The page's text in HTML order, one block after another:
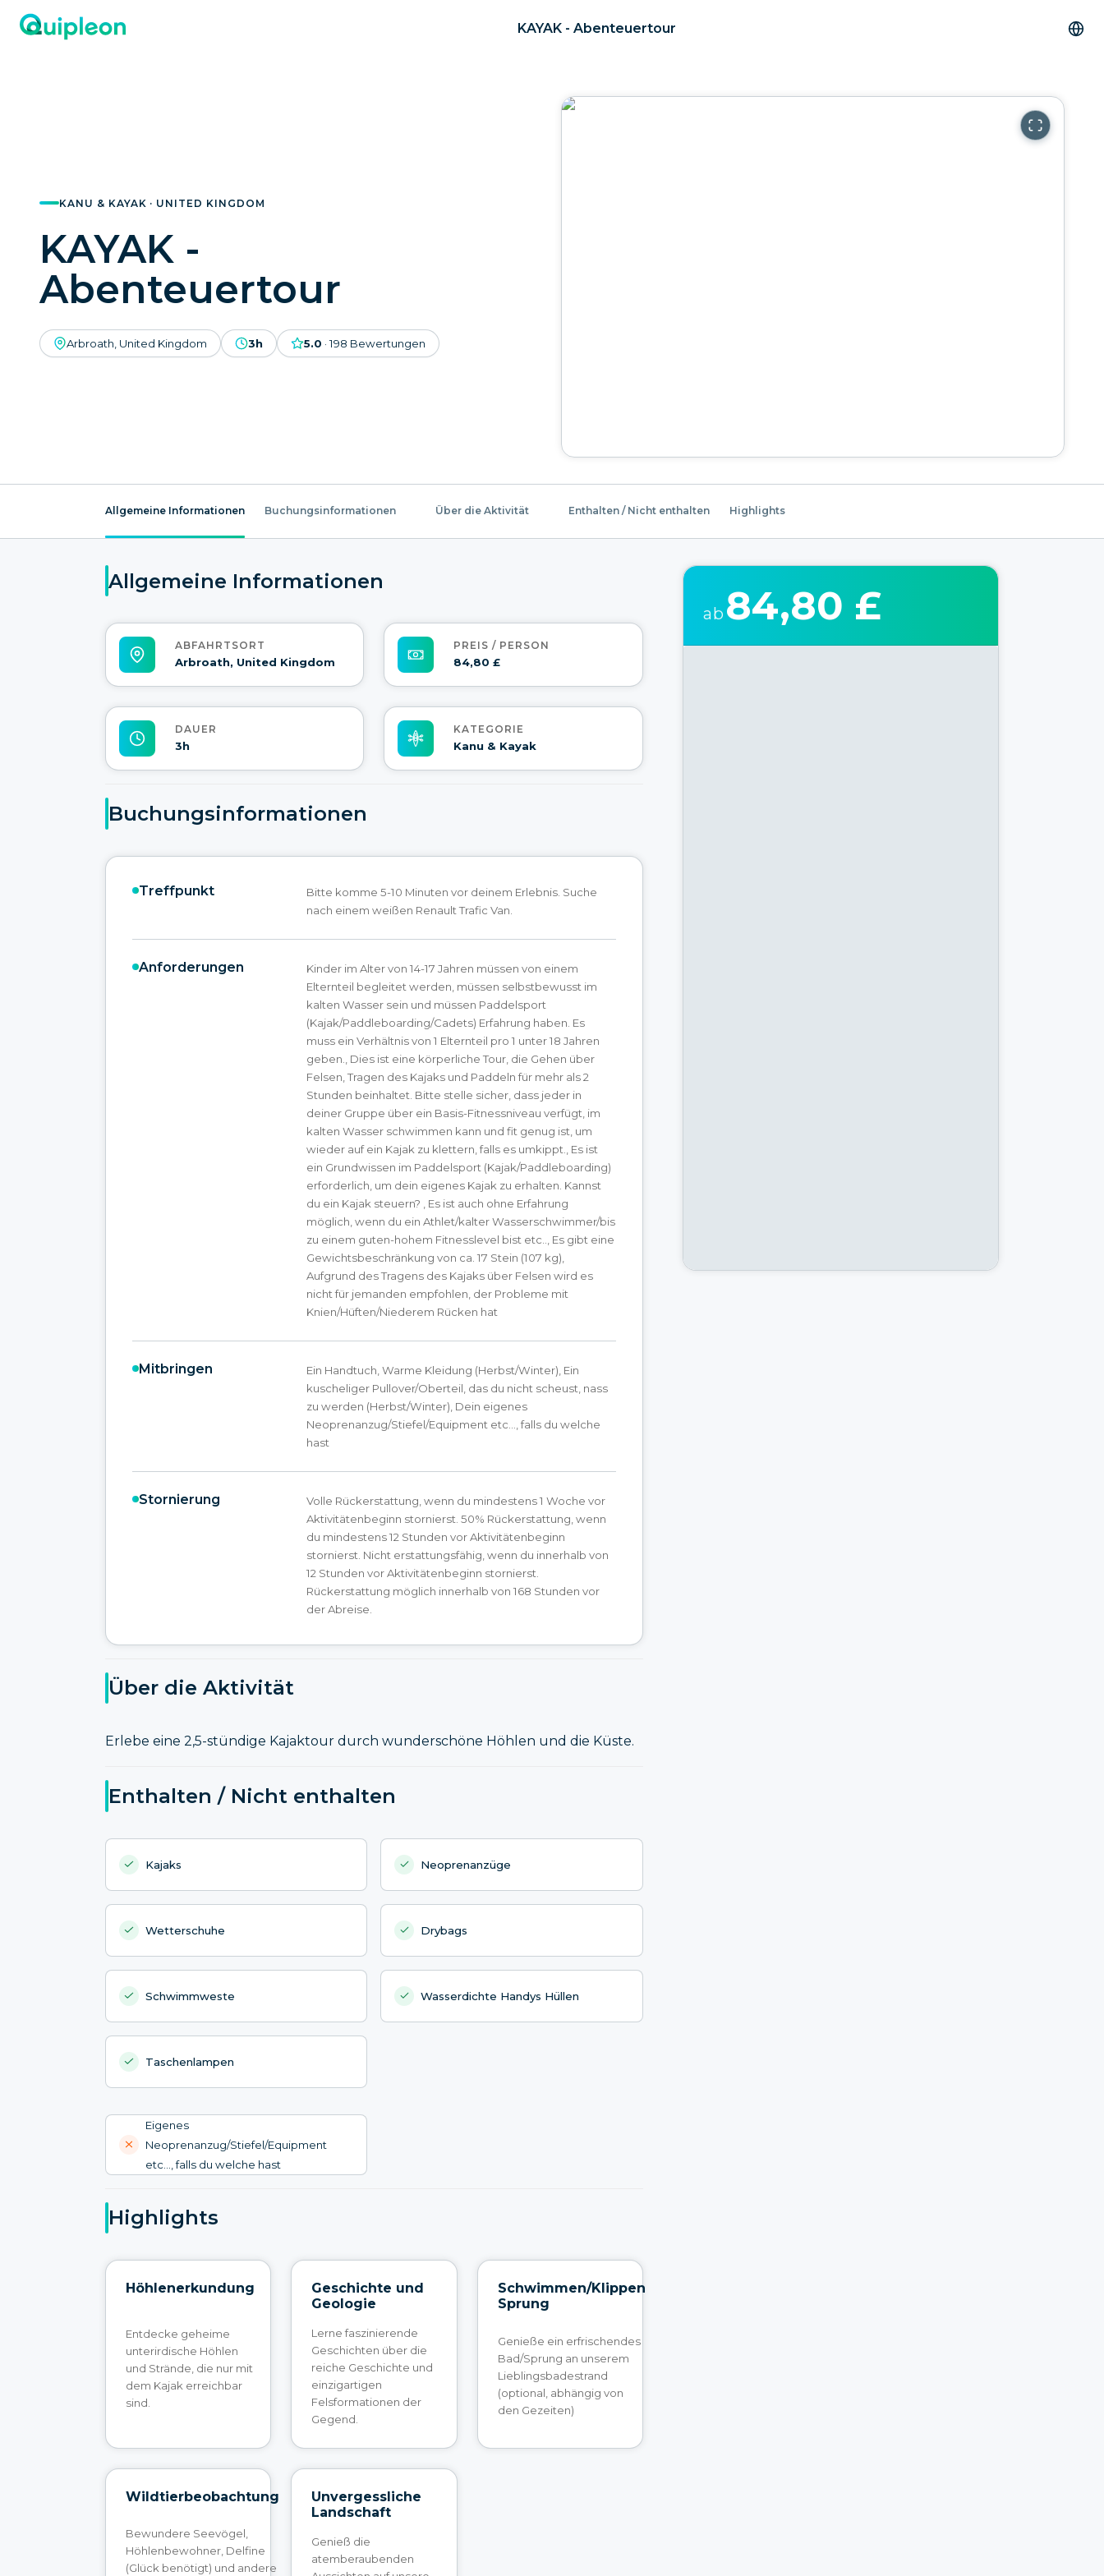
KAYAK - Abenteuertour
KANU & KAYAK · UNITED KINGDOM
KAYAK -
Abenteuertour
Arbroath, United Kingdom 3h 5.0 ·198 Bewertungen
Allgemeine Informationen Buchungsinformationen Über die Aktivität Enthalten / Nicht enthalten Highlights
Allgemeine Informationen
ABFAHRTSORT
Arbroath, United Kingdom
PREIS / PERSON
84,80 £
DAUER
3h
KATEGORIE
Kanu & Kayak
Buchungsinformationen
Treffpunkt
Bitte komme 5-10 Minuten vor deinem Erlebnis. Suche
nach einem weißen Renault Trafic Van.
Anforderungen
Kinder im Alter von 14-17 Jahren müssen von einem
Elternteil begleitet werden, müssen selbstbewusst im
kalten Wasser sein und müssen Paddelsport
(Kajak/Paddleboarding/Cadets) Erfahrung haben. Es
muss ein Verhältnis von 1 Elternteil pro 1 unter 18 Jahren
geben., Dies ist eine körperliche Tour, die Gehen über
Felsen, Tragen des Kajaks und Paddeln für mehr als 2
Stunden beinhaltet. Bitte stelle sicher, dass jeder in
deiner Gruppe über ein Basis-Fitnessniveau verfügt, im
kalten Wasser schwimmen kann und fit genug ist, um
wieder auf ein Kajak zu klettern, falls es umkippt., Es ist
ein Grundwissen im Paddelsport (Kajak/Paddleboarding)
erforderlich, um dein eigenes Kajak zu erhalten. Kannst
du ein Kajak steuern? , Es ist auch ohne Erfahrung
möglich, wenn du ein Athlet/kalter Wasserschwimmer/bis
zu einem guten-hohem Fitnesslevel bist etc.., Es gibt eine
Gewichtsbeschränkung von ca. 17 Stein (107 kg),
Aufgrund des Tragens des Kajaks über Felsen wird es
nicht für jemanden empfohlen, der Probleme mit
Knien/Hüften/Niederem Rücken hat
Mitbringen
Ein Handtuch, Warme Kleidung (Herbst/Winter), Ein
kuscheliger Pullover/Oberteil, das du nicht scheust, nass
zu werden (Herbst/Winter), Dein eigenes
Neoprenanzug/Stiefel/Equipment etc..., falls du welche
hast
Stornierung
Volle Rückerstattung, wenn du mindestens 1 Woche vor
Aktivitätenbeginn stornierst. 50% Rückerstattung, wenn
du mindestens 12 Stunden vor Aktivitätenbeginn
stornierst. Nicht erstattungsfähig, wenn du innerhalb von
12 Stunden vor Aktivitätenbeginn stornierst.
Rückerstattung möglich innerhalb von 168 Stunden vor
der Abreise.
Über die Aktivität
Erlebe eine 2,5-stündige Kajaktour durch wunderschöne Höhlen und die Küste.
Enthalten / Nicht enthalten
Kajaks Neoprenanzüge
Wetterschuhe Drybags
Schwimmweste Wasserdichte Handys Hüllen
Taschenlampen
Eigenes
Neoprenanzug/Stiefel/Equipment
etc..., falls du welche hast
Highlights
Höhlenerkundung
Entdecke geheime
unterirdische Höhlen
und Strände, die nur mit
dem Kajak erreichbar
sind.
Geschichte und
Geologie
Lerne faszinierende
Geschichten über die
reiche Geschichte und
einzigartigen
Felsformationen der
Gegend.
Schwimmen/Klippen
Sprung
Genieße ein erfrischendes
Bad/Sprung an unserem
Lieblingsbadestrand
(optional, abhängig von
den Gezeiten)
Wildtierbeobachtung
Bewundere Seevögel,
Höhlenbewohner, Delfine
(Glück benötigt) und andere
Unvergessliche
Landschaft
Genieß die
atemberaubenden
ab 84,80 £